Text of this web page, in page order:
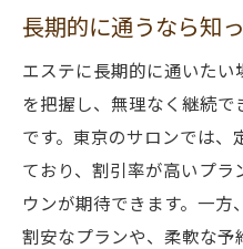
長期的に通うなら知
エステに長期的に通いた
を把握し、無理なく継続
です。東京のサロンでは、
ており、割引率が高いプ
ウンが期待できます。一
割安なプランや、柔軟な